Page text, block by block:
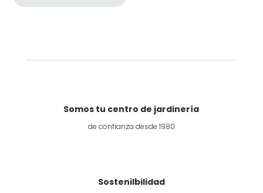
Somos tu centro de jardinería
de confianza desde 1980
Sostenilbilidad